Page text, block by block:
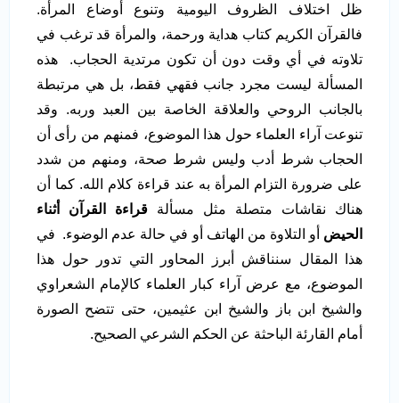
ظل اختلاف الظروف اليومية وتنوع أوضاع المرأة.
فالقرآن الكريم كتاب هداية ورحمة، والمرأة قد ترغب في
تلاوته في أي وقت دون أن تكون مرتدية الحجاب. هذه
المسألة ليست مجرد جانب فقهي فقط، بل هي مرتبطة
بالجانب الروحي والعلاقة الخاصة بين العبد وربه. وقد
تنوعت آراء العلماء حول هذا الموضوع، فمنهم من رأى أن
الحجاب شرط أدب وليس شرط صحة، ومنهم من شدد
على ضرورة التزام المرأة به عند قراءة كلام الله. كما أن
هناك نقاشات متصلة مثل مسألة قراءة القرآن أثناء
الحيض أو التلاوة من الهاتف أو في حالة عدم الوضوء. في
هذا المقال سنناقش أبرز المحاور التي تدور حول هذا
الموضوع، مع عرض آراء كبار العلماء كالإمام الشعراوي
والشيخ ابن باز والشيخ ابن عثيمين، حتى تتضح الصورة
أمام القارئة الباحثة عن الحكم الشرعي الصحيح.